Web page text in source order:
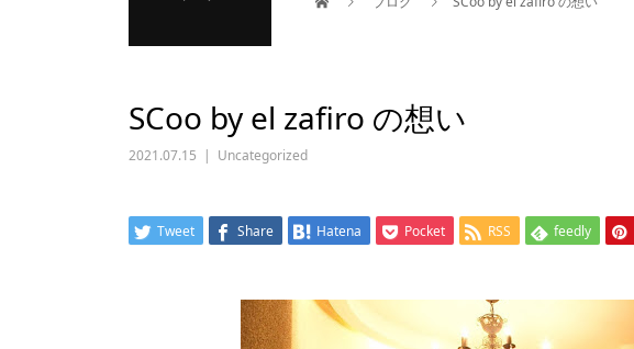
SCoo by el zafiro の想い
2021.07.15 Uncategorized
Tweet Share Hatena Pocket RSS feedly